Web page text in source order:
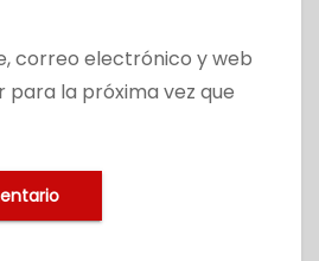
correo electrónico y web
para la próxima vez que